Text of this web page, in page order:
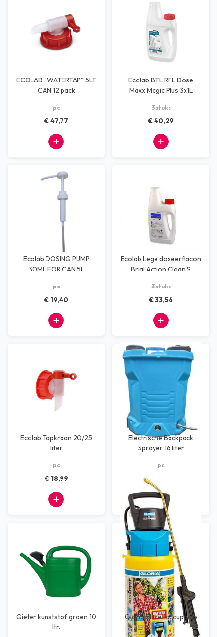
ECOLAB "WATERTAP" 5LT
CAN 12 pack
pc
€ 47,77
Ecolab BTL RFL Dose
Maxx Magic Plus 3x1L
3 stuks
€ 40,29
Ecolab DOSING PUMP
30ML FOR CAN 5L
pc
€ 19,40
Ecolab Lege doseerflacon
Brial Action Clean S
3 stuks
€ 33,56
Ecolab Tapkraan 20/25
liter
pc
€ 18,99
Electrische Backpack
Sprayer 16 liter
pc
€ 101,97
Gieter kunststof groen 10
ltr.
Gloria 5l met accupomp